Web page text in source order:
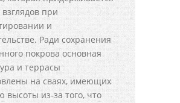
при
и
Ради сохранения
покрова основная
и террасы
на сваях, имеющих
высоты из-за того, что